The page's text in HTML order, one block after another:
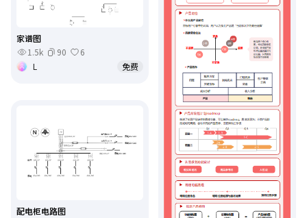
家谱图
1.5k
90
6
L
免费
配电柜电路图